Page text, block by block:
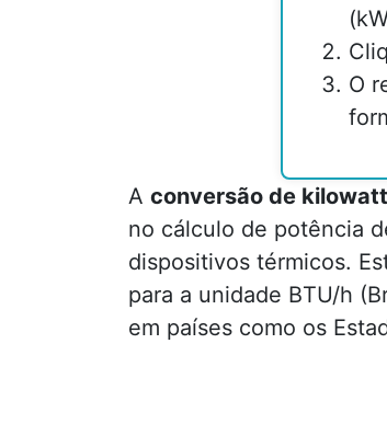
O
A conversão de
no cálculo de potência
dispositivos térmicos.
para a unidade BTU/h
em países como os